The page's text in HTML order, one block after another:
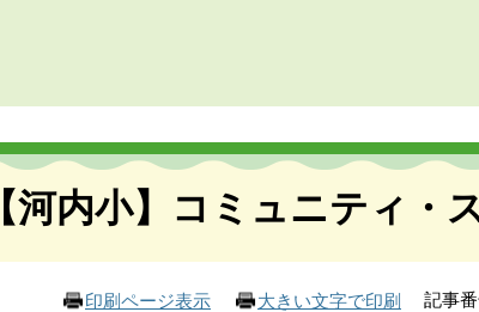
【河内小】コミュニティ・
印刷ページ表示 大きい文字で印刷 記事